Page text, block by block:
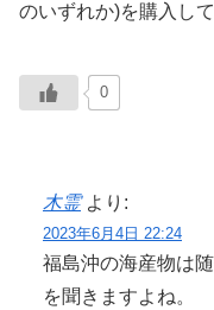
のいずれか)を購入して
0
木霊 より:
2023年6月4日 22:24
福島沖の海産物は
を聞きますよね。